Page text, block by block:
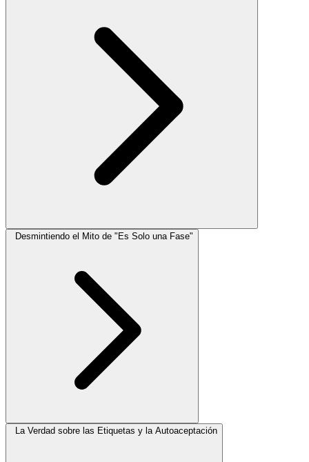
Desmintiendo el Mito de "Es Solo una Fase"
La Verdad sobre las Etiquetas y la Autoaceptación